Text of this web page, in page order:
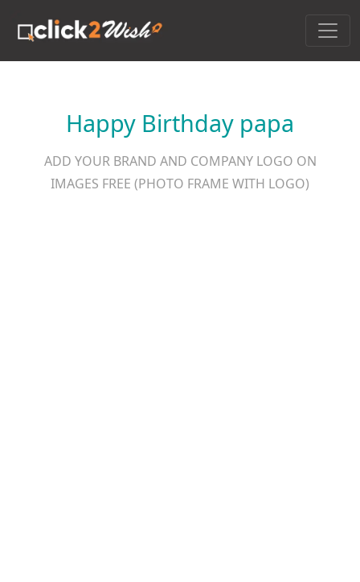
Happy Birthday papa
ADD YOUR BRAND AND COMPANY LOGO ON
IMAGES FREE (PHOTO FRAME WITH LOGO)